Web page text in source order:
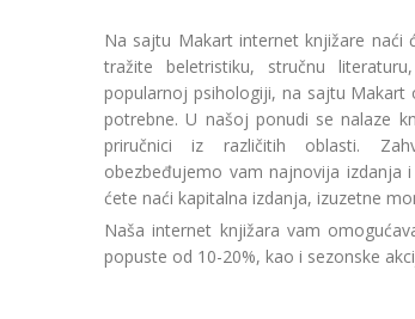
Na sajtu Makart internet knjižare naći
tražite beletristiku, stručnu
popularnoj psihologiji, na sajtu Makart
potrebne. U našoj ponudi se nalaze
priručnici iz različitih oblasti.
obezbeđujemo vam najnovija izdanja
ćete naći kapitalna izdanja, izuzetne
Naša internet knjižara vam
popuste od 10-20%, kao i sezonske